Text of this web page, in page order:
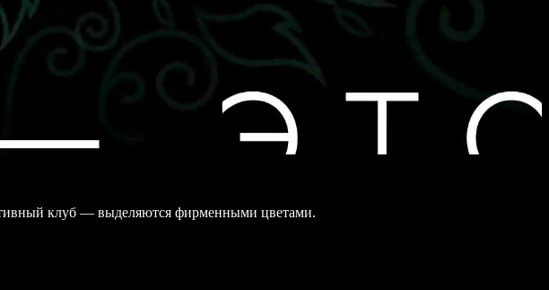
клуб — выделяются фирменными цветами.